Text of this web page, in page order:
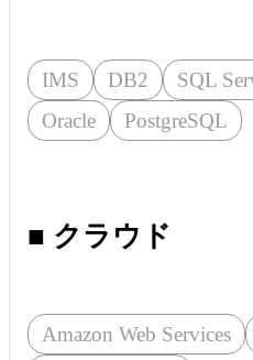
IMS DB2 SQL
Oracle
PostgreSQL
■ クラウド
Amazon Web Services